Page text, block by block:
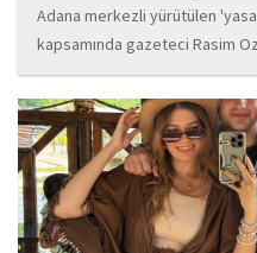
Adana merkezli yürütülen
kapsamında gazeteci Rasim
gözaltına alındı.